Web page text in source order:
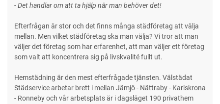
- Det handlar om att ta hjälp när man behöver det!
Efterfrågan är stor och det finns många städföretag att välja
mellan. Men vilket städföretag ska man välja? Vi tror att man
väljer det företag som har erfarenhet, att man väljer ett företag
som valt att koncentrera sig på livskvalité fullt ut.
Hemstädning är den mest efterfrågade tjänsten. Välstädat
Städservice arbetar brett i mellan Jämjö - Nättraby - Karlskrona
- Ronneby och vår arbetsplats är i dagsläget 190 privathem